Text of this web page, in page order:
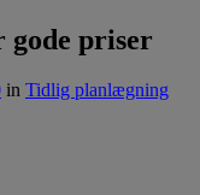
priser
in Tidlig planlægning